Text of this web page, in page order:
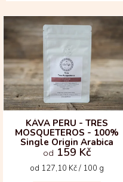
V
p
i
s
p
r
o
KÁVA PERU - TRES
MOSQUETEROS - 100%
Single Origin Arabica
od 159 Kč
Měrná
od 127,10 Kč / 100 g